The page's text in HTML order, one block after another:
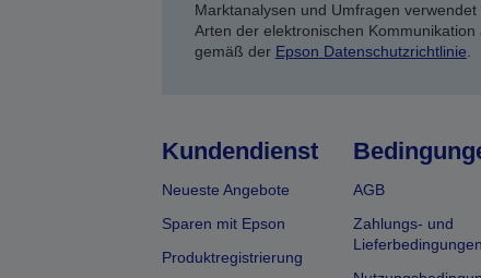
Marktanalysen und Umfragen
Arten der elektronischen
gemäß der Epson Datenschutzrichtlinie.
Kundendienst
Neueste Angebote
Sparen mit Epson
Produktregistrierung
AGB
Zahlungs- und
Lieferbedingungen